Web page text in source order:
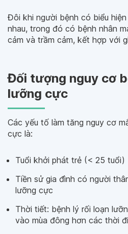
Đôi khi người bệnh có biểu
nhau, trong đó có bệnh nhân
cảm và trầm cảm, kết hợp với
Đối tượng nguy cơ
lưỡng cực
Các yếu tố làm tăng nguy cơ
cực là:
Tuổi khởi phát trẻ (< 25 tuổi)
Tiền sử gia đình có người
lưỡng cực
Thời tiết: bệnh lý rối loạn
vào mùa đông hơn các thời